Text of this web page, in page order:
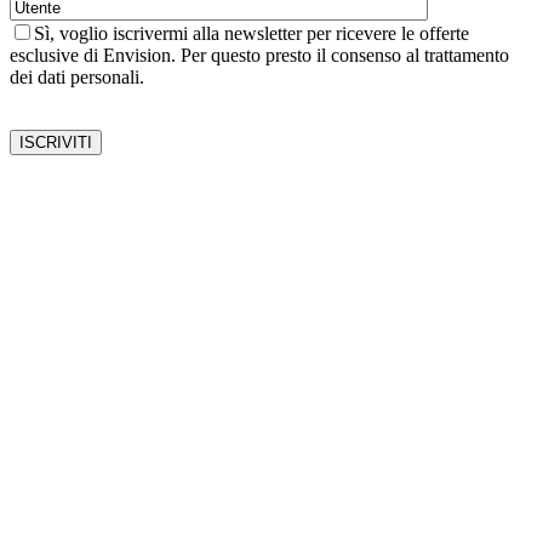
Sì, voglio iscrivermi alla newsletter per ricevere le offerte
esclusive di Envision. Per questo presto il consenso al trattamento
dei dati personali.